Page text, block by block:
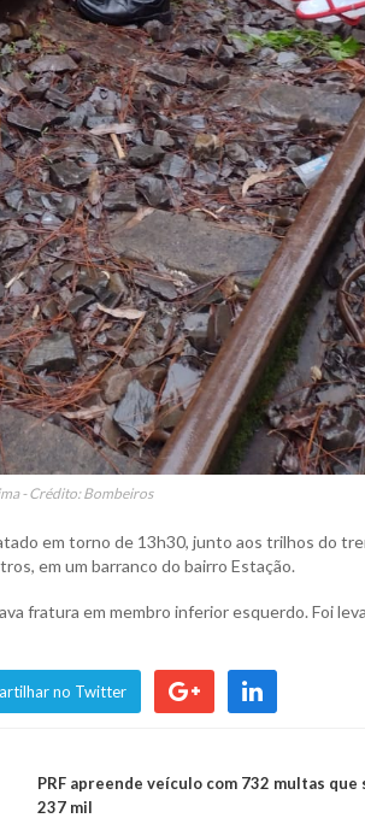
- Crédito: Bombeiros
em torno de 13h30, junto aos trilhos do
em um barranco do bairro Estação.
fratura em membro inferior esquerdo. Foi
no Twitter
PRF apreende veículo com 732 multas que
237 mil